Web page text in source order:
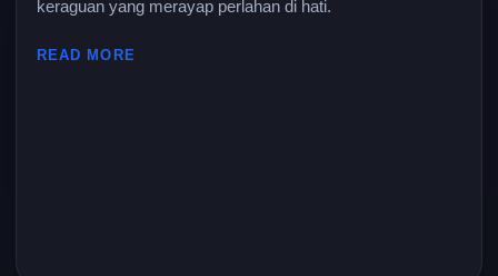
keraguan yang merayap perlahan di hati.
READ MORE